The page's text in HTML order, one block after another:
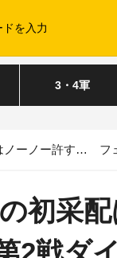
3・4軍
ノーノー許す… フ
初采